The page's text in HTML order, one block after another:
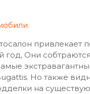
привлекает
Они
Но также
на